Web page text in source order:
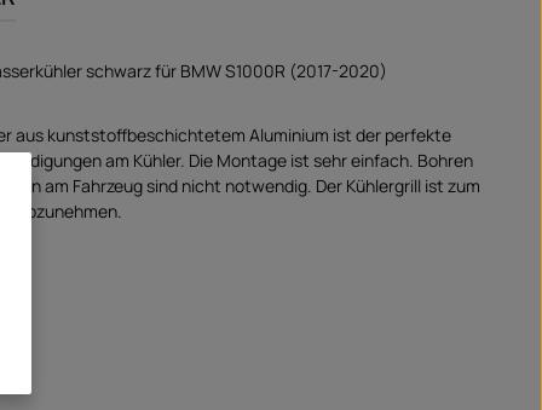
schwarz für BMW S1000R (2017-2020)
aus kunststoffbeschichtetem Aluminium ist der perfekte
am Kühler. Die Montage ist sehr einfach. Bohren
am Fahrzeug sind nicht notwendig. Der Kühlergrill ist zum
abzunehmen.